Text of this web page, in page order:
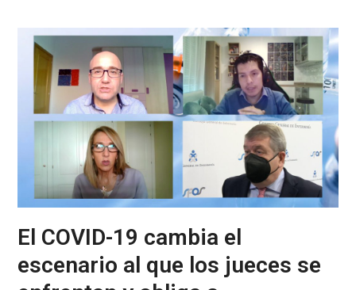
El COVID-19 cambia el
escenario al que los jueces se